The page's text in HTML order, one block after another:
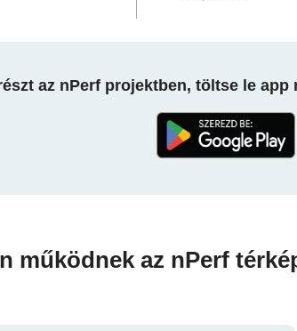
az nPerf projektben, töltse le app
működnek az nPerf